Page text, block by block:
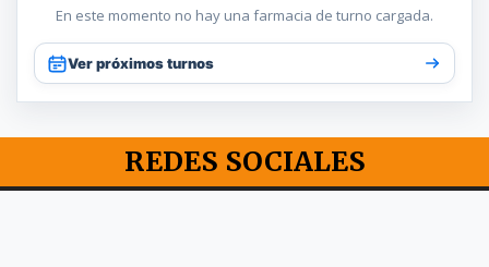
En este momento no hay una farmacia de turno cargada.
Ver próximos turnos
REDES SOCIALES